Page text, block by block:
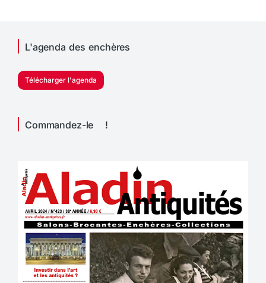
L'agenda des enchères
Télécharger l'agenda
Commandez-le !